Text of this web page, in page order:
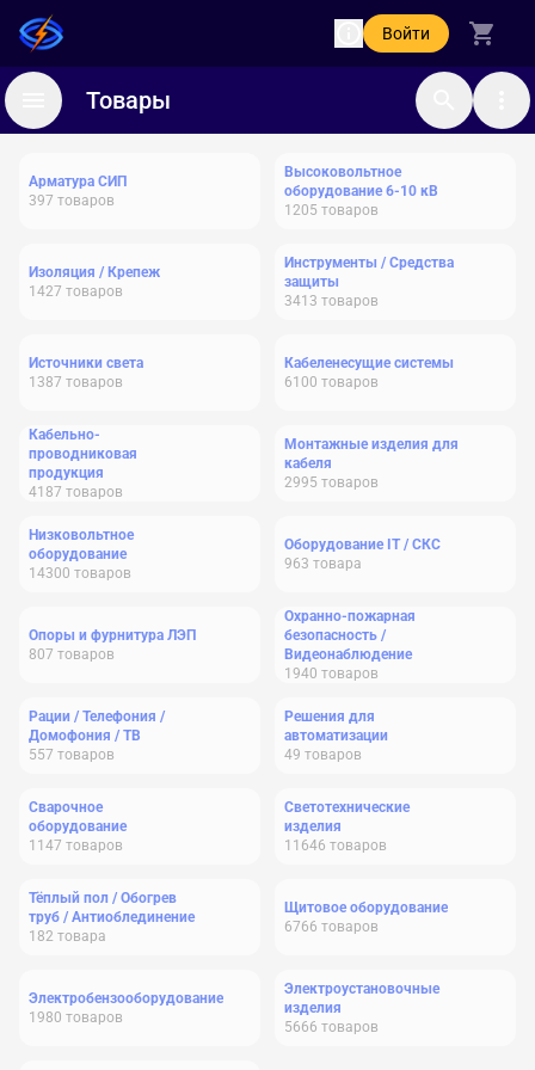
Войти
Товары
Арматура СИП
397 товаров
Высоковольтное
оборудование 6-10 кВ
1205 товаров
Изоляция / Крепеж
1427 товаров
Инструменты / Средства
защиты
3413 товаров
Источники света
1387 товаров
Кабеленесущие системы
6100 товаров
Кабельно-
проводниковая
продукция
4187 товаров
Монтажные изделия для
кабеля
2995 товаров
Низковольтное
оборудование
14300 товаров
Оборудование IT / СКС
963 товара
Опоры и фурнитура ЛЭП
807 товаров
Охранно-пожарная
безопасность /
Видеонаблюдение
1940 товаров
Рации / Телефония /
Домофония / ТВ
557 товаров
Решения для
автоматизации
49 товаров
Сварочное
оборудование
1147 товаров
Светотехнические
изделия
11646 товаров
Тёплый пол / Обогрев
труб / Антиоблединение
182 товара
Щитовое оборудование
6766 товаров
Электробензооборудование
1980 товаров
Электроустановочные
изделия
5666 товаров